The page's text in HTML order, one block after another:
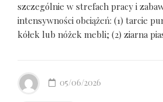
szczególnie w strefach pracy i
intensywności obciążeń: (1) tarcie
kółek lub nóżek mebli; (2) ziarna
05/06/2026